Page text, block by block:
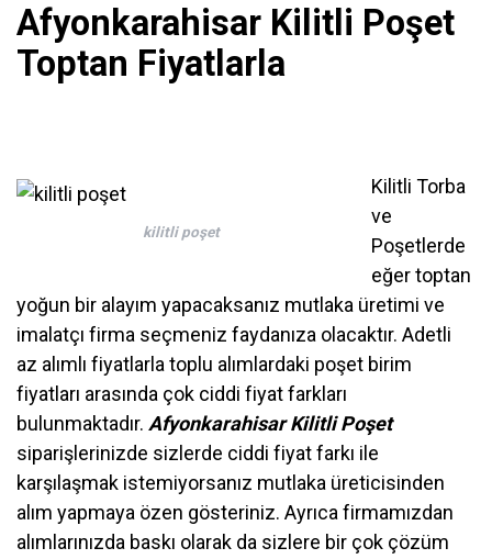
Afyonkarahisar Kilitli Poşet
Toptan Fiyatlarla
kilitli poşet
Kilitli Torba
ve
Poşetlerde
eğer toptan
yoğun bir alayım yapacaksanız mutlaka üretimi ve
imalatçı firma seçmeniz faydanıza olacaktır. Adetli
az alımlı fiyatlarla toplu alımlardaki poşet birim
fiyatları arasında çok ciddi fiyat farkları
bulunmaktadır. Afyonkarahisar Kilitli Poşet
siparişlerinizde sizlerde ciddi fiyat farkı ile
karşılaşmak istemiyorsanız mutlaka üreticisinden
alım yapmaya özen gösteriniz. Ayrıca firmamızdan
alımlarınızda baskı olarak da sizlere bir çok çözüm